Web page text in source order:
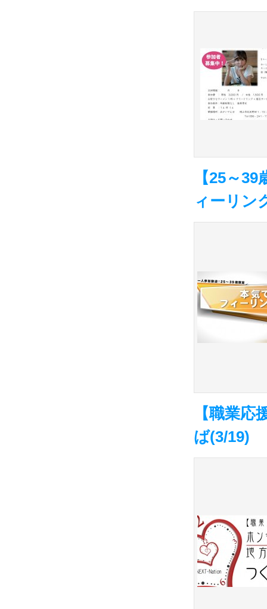
【25～
ィーリン
【職業
ば(3/19)